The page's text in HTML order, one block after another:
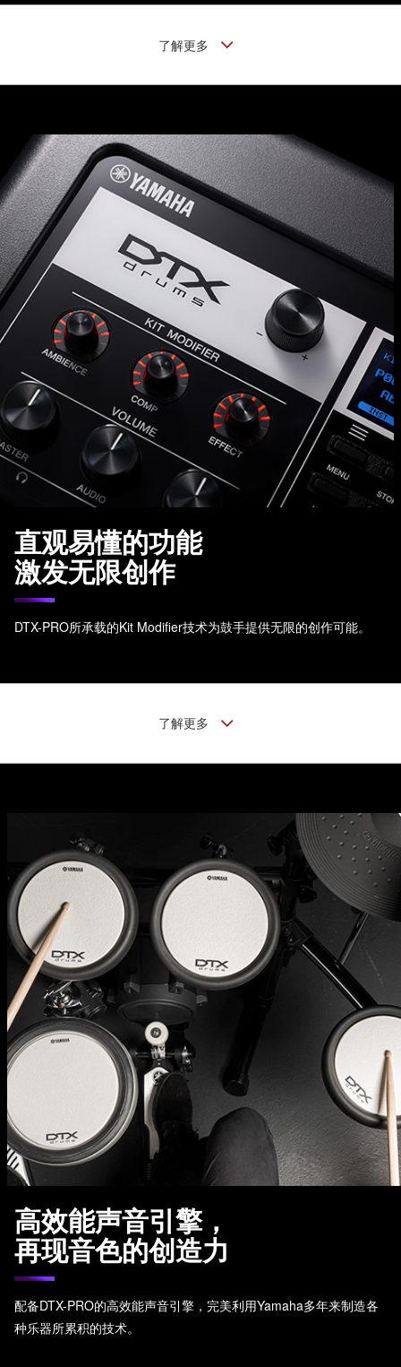
了解更多
直观易懂的功能
激发无限创作
DTX-PRO所承载的Kit Modifier技术为鼓手提供无限的创作可能。
了解更多
高效能声音引擎，
再现音色的创造力
配备DTX-PRO的高效能声音引擎，完美利用Yamaha多年来制造各
种乐器所累积的技术。